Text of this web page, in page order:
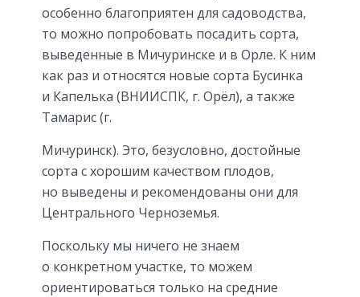
особенно благоприятен для садоводства,
то можно попробовать посадить сорта,
выведенные в Мичуринске и в Орле. К ним
как раз и относятся новые сорта Бусинка
и Капелька (ВНИИСПК, г. Орёл), а также
Тамарис (г.
Мичуринск). Это, безусловно, достойные
сорта с хорошим качеством плодов,
но выведены и рекомендованы они для
Центрального Черноземья.
Поскольку мы ничего не знаем
о конкретном участке, то можем
ориентироваться только на средние